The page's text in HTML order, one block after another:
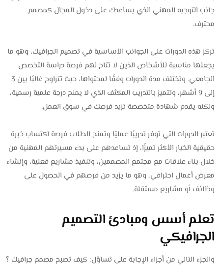
جانب التوجيه المهني الذي يساعدك على دخول المجال كمصمم
محترف.
تركز هذه الدورات على الجوانب الأساسية في تصميم الجرافيك، وهو ما
يجعلها مناسبة للأشخاص الذين لا تتاح لهم فرصة دراسة التخصص
الجامعي. وتختلف مدة الدورات وفقًا لمحتواها، حيث تتراوح غالبًا بين 3
إلى 9 أشهر، وتتميز بالتدريب المكثف الذي لا يمنح درجة علمية رسمية،
ولكنه يقدم شهادة متخصصة تزيد فرصك في سوق العمل.
تعتبر الدورات التي توفر تدريبًا عمليًا وتمنح الطلاب فرصة اكتساب خبرة
حقيقية الخيار الأكثر تميزًا، إذ تساعدهم على بدء مسيرتهم المهنية من
خلال بناء علاقات مع مجتمع المصممين، وتنفيذ مشاريع فعلية، وإنشاء
معرض أعمال احترافي، وهو ما يزيد من فرصهم في الحصول على
وظائف أو مشاريع مستقلة.
تعلم أسس ومبادئ التصميم
الجرافيكي
والجزء التالي من أجزاء الإجابة على تساؤل: كيف تصبح مصمم جرافيك ؟